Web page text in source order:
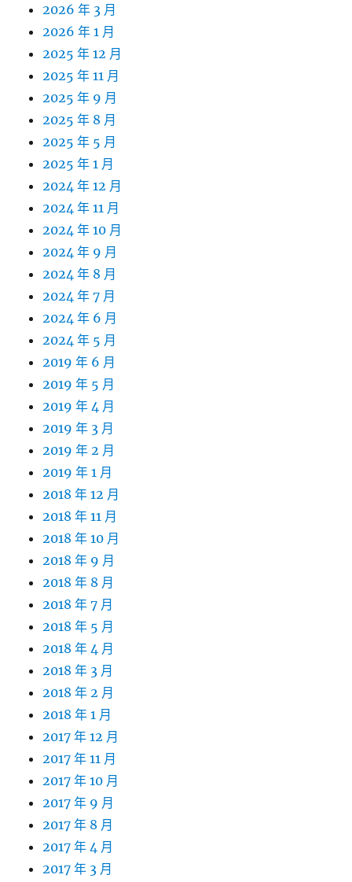
2026 年 3 月
2026 年 1 月
2025 年 12 月
2025 年 11 月
2025 年 9 月
2025 年 8 月
2025 年 5 月
2025 年 1 月
2024 年 12 月
2024 年 11 月
2024 年 10 月
2024 年 9 月
2024 年 8 月
2024 年 7 月
2024 年 6 月
2024 年 5 月
2019 年 6 月
2019 年 5 月
2019 年 4 月
2019 年 3 月
2019 年 2 月
2019 年 1 月
2018 年 12 月
2018 年 11 月
2018 年 10 月
2018 年 9 月
2018 年 8 月
2018 年 7 月
2018 年 5 月
2018 年 4 月
2018 年 3 月
2018 年 2 月
2018 年 1 月
2017 年 12 月
2017 年 11 月
2017 年 10 月
2017 年 9 月
2017 年 8 月
2017 年 4 月
2017 年 3 月